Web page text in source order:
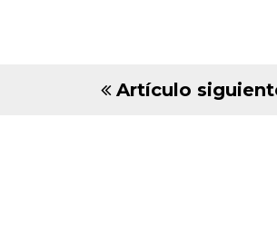
Artículo